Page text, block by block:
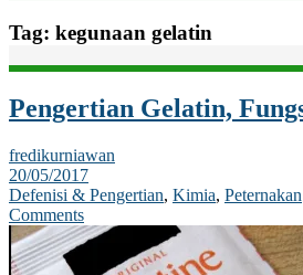
Tag: kegunaan gelatin
Pengertian Gelatin,
fredikurniawan
20/05/2017
Defenisi & Pengertian, Kimia, Peternakan
Comments